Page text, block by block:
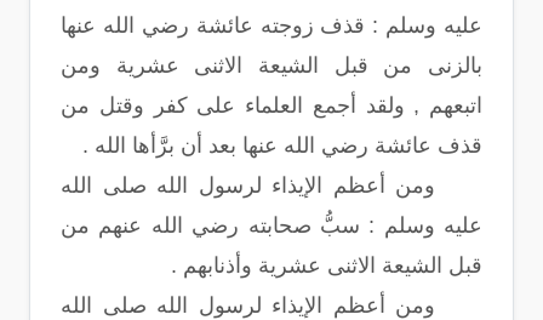
عليه وسلم : قذف زوجته عائشة رضي الله عنها
بالزنى من قبل الشيعة الاثنى عشرية ومن
اتبعهم , ولقد أجمع العلماء على كفر وقتل من
قذف عائشة رضي الله عنها بعد أن برَّأها الله .
ومن أعظم الإيذاء لرسول الله صلى الله
عليه وسلم : سبُّ صحابته رضي الله عنهم من
قبل الشيعة الاثنى عشرية وأذنابهم .
ومن أعظم الإيذاء لرسول الله صلى الله